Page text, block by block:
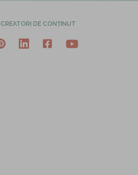
DE CONȚINUT